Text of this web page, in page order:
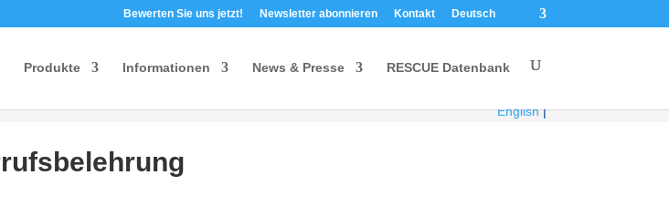
Bewerten Sie uns jetzt! Newsletter abonnieren Kontakt Deutsch
Produkte Informationen News & Presse RESCUE Datenbank
English|